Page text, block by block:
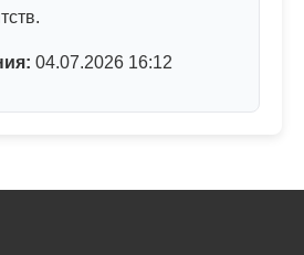
04.07.2026 16:12